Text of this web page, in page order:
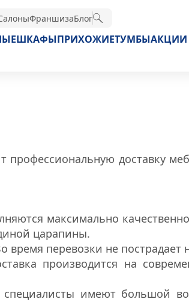
ФраншизаБлог
ШКАФЫПРИХОЖИЕТУМБЫАКЦИИ
доставку
максимально
царапины.
время перевозки не пострадает
производится на
имеют большой